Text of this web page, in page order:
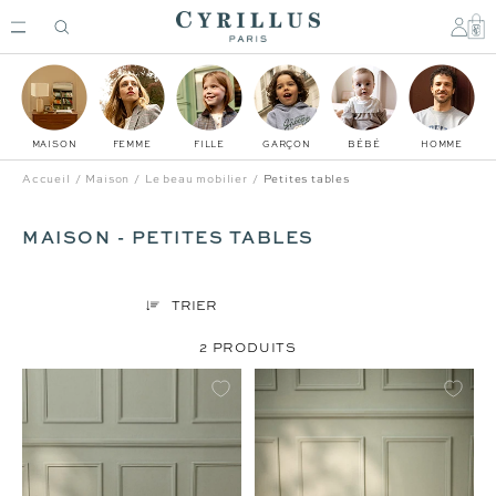
au
Cyrillus
MAISON FEMME FILLE GARÇON BÉBÉ HOMME
Accueil Maison Le beau mobilier Petites tables
MAISON - PETITES TABLES
TRIER
2 PRODUITS